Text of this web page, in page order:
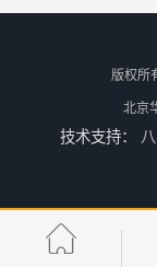
版权所
北京
技术支持：